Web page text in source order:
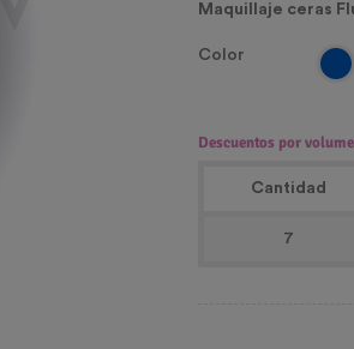
Maquillaje ceras
Color
Descuentos por
Cantidad
7